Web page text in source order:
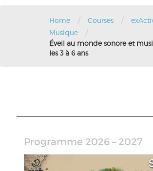
Home / Courses /
Musique /
Éveil au monde sonore et
les 3 à 6 ans
Programme 2026 – 2027